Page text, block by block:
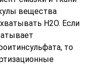
вещества
Н2О. Если
то